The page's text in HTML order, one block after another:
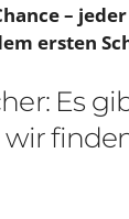
–
ersten
Es